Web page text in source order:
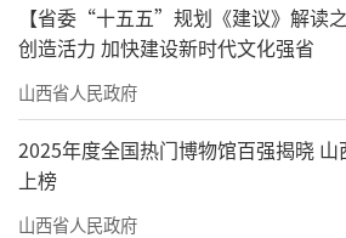
【省委“十五五”规划《建议》解读
创造活力 加快建设新时代文化强省
山西省人民政府
2025年度全国热门博物馆百强揭晓 山
上榜
山西省人民政府